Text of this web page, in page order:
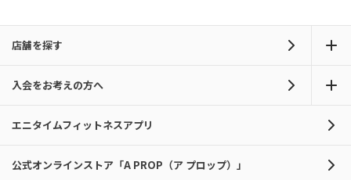
店舗を探す
入会をお考えの方へ
エニタイムフィットネスアプリ
公式オンラインストア「A PROP（ア プロップ）」